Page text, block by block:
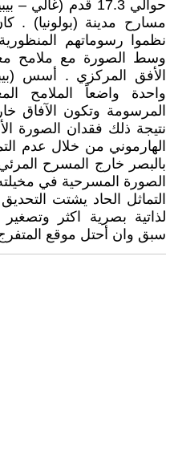
حوالي 17.3 قدم
مسارح مدينة (بولونيا) .
نظموا رسوماتهم
وسط الصورة مع ملامح
الأفق المركزي . أسس
واحدة واضعاً الملامح
المرسومة وتكون الآفاق
نتيجة ذلك فقدان الصورة
الهارموني من خلال عدم
بالبصر خارج المسرح
الصورة المسرحية في
التماثل الحاد يشتت
لذاتية بصرية اكثر وتصغير
سبق وان أحتل موقع